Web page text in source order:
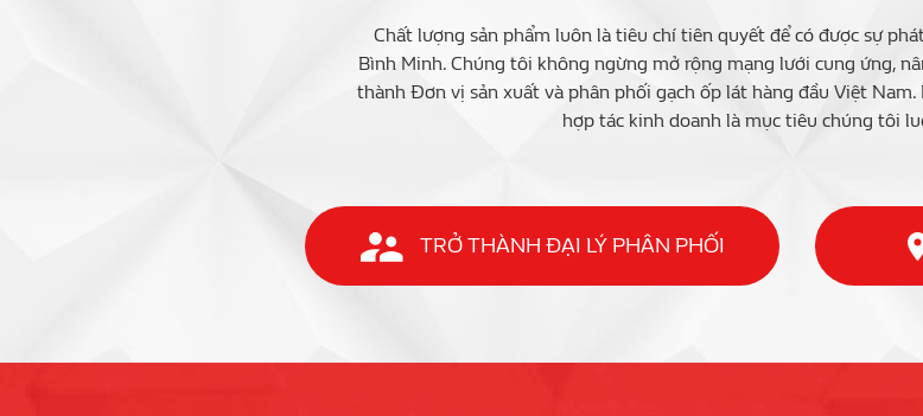
Chất lượng sản phẩm luôn là tiêu chí tiên quyết để có được sự
Bình Minh. Chúng tôi không ngừng mở rộng mạng lưới cung ứng,
thành Đơn vị sản xuất và phân phối gạch ốp lát hàng đầu Việt
hợp tác kinh doanh là mục tiêu chúng tôi
TRỞ THÀNH ĐẠI LÝ PHÂN PHỐI